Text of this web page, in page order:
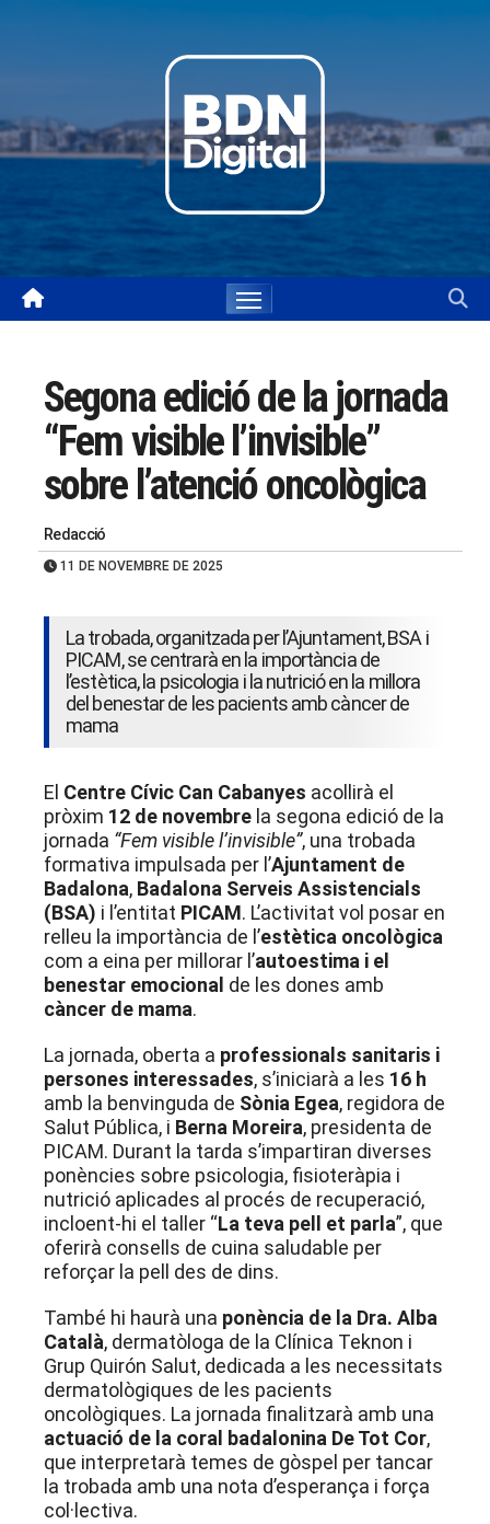
Segona edició de la jornada
“Fem visible l’invisible”
sobre l’atenció oncològica
Redacció
11 DE NOVEMBRE DE 2025
La trobada, organitzada per l’Ajuntament, BSA i
PICAM, se centrarà en la importància de
l’estètica, la psicologia i la nutrició en la millora
del benestar de les pacients amb càncer de
mama
El Centre Cívic Can Cabanyes acollirà el
pròxim 12 de novembre la segona edició de la
jornada “Fem visible l’invisible”, una trobada
formativa impulsada per l’Ajuntament de
Badalona, Badalona Serveis Assistencials
(BSA) i l’entitat PICAM. L’activitat vol posar en
relleu la importància de l’estètica oncològica
com a eina per millorar l’autoestima i el
benestar emocional de les dones amb
càncer de mama.
La jornada, oberta a professionals sanitaris i
persones interessades, s’iniciarà a les 16 h
amb la benvinguda de Sònia Egea, regidora de
Salut Pública, i Berna Moreira, presidenta de
PICAM. Durant la tarda s’impartiran diverses
ponències sobre psicologia, fisioteràpia i
nutrició aplicades al procés de recuperació,
incloent-hi el taller “La teva pell et parla”, que
oferirà consells de cuina saludable per
reforçar la pell des de dins.
També hi haurà una ponència de la Dra. Alba
Català, dermatòloga de la Clínica Teknon i
Grup Quirón Salut, dedicada a les necessitats
dermatològiques de les pacients
oncològiques. La jornada finalitzarà amb una
actuació de la coral badalonina De Tot Cor,
que interpretarà temes de gòspel per tancar
la trobada amb una nota d’esperança i força
col·lectiva.